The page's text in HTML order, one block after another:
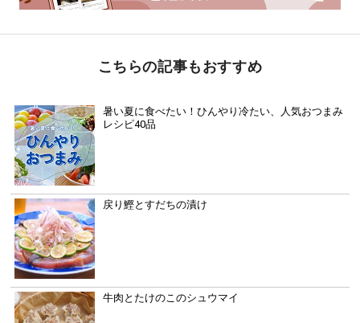
こちらの記事もおすすめ
暑い夏に食べたい！ひんやり冷たい、人気おつまみ
レシピ40品
戻り鰹とすだちの漬け
牛肉とたけのこのシュウマイ